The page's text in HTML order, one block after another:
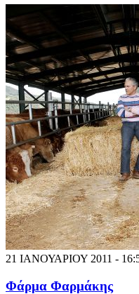
21 ΙΑΝΟΥΑΡΙΟΥ 2011 -
Φάρμα Φαρμάκης